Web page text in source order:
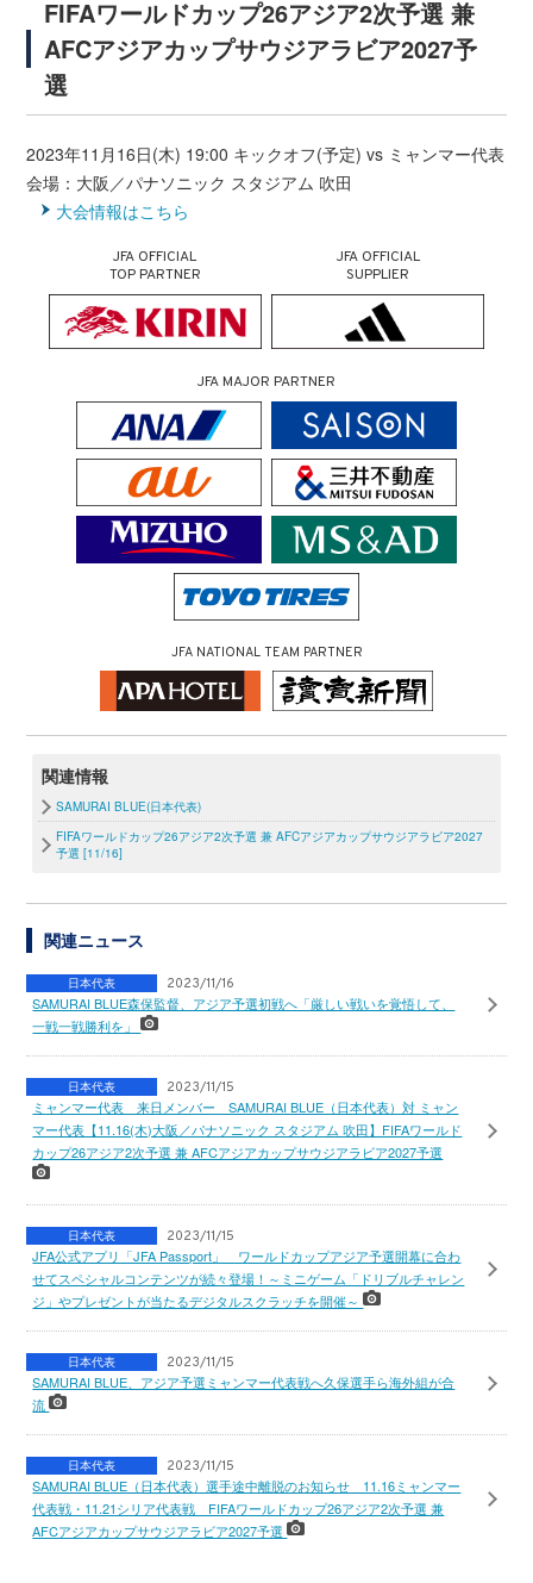
FIFAワールドカップ26アジア2次予選 兼
AFCアジアカップサウジアラビア2027予
選
2023年11月16日(木) 19:00 キックオフ(予定) vs ミャンマー代表
会場：大阪／パナソニック スタジアム 吹田
大会情報はこちら
JFA OFFICIAL
TOP PARTNER
JFA OFFICIAL
SUPPLIER
JFA MAJOR PARTNER
JFA NATIONAL TEAM PARTNER
関連情報
SAMURAI BLUE(日本代表)
FIFAワールドカップ26アジア2次予選 兼 AFCアジアカップサウジアラビア2027
予選 [11/16]
関連ニュース
日本代表 2023/11/16
SAMURAI BLUE森保監督、アジア予選初戦へ「厳しい戦いを覚悟して、
一戦一戦勝利を」
日本代表 2023/11/15
ミャンマー代表 来日メンバー SAMURAI BLUE（日本代表）対 ミャン
マー代表【11.16(木)大阪／パナソニック スタジアム 吹田】FIFAワールド
カップ26アジア2次予選 兼 AFCアジアカップサウジアラビア2027予選
日本代表 2023/11/15
JFA公式アプリ「JFA Passport」 ワールドカップアジア予選開幕に合わ
せてスペシャルコンテンツが続々登場！～ミニゲーム「ドリブルチャレン
ジ」やプレゼントが当たるデジタルスクラッチを開催～
日本代表 2023/11/15
SAMURAI BLUE、アジア予選ミャンマー代表戦へ久保選手ら海外組が合
流
日本代表 2023/11/15
SAMURAI BLUE（日本代表）選手途中離脱のお知らせ 11.16ミャンマー
代表戦・11.21シリア代表戦 FIFAワールドカップ26アジア2次予選 兼
AFCアジアカップサウジアラビア2027予選